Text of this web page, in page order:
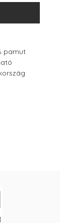
pamut